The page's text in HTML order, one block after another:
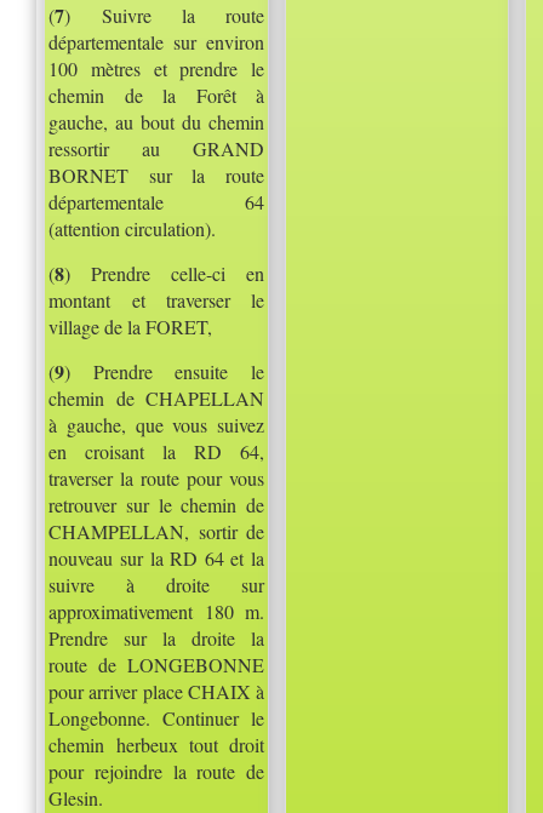
(7) Suivre la route
départementale sur environ
100 mètres et prendre le
chemin de la Forêt à
gauche, au bout du chemin
ressortir au GRAND
BORNET sur la route
départementale 64
(attention circulation).
(8) Prendre celle-ci en
montant et traverser le
village de la FORET,
(9) Prendre ensuite le
chemin de CHAPELLAN
à gauche, que vous suivez
en croisant la RD 64,
traverser la route pour vous
retrouver sur le chemin de
CHAMPELLAN, sortir de
nouveau sur la RD 64 et la
suivre à droite sur
approximativement 180 m.
Prendre sur la droite la
route de LONGEBONNE
pour arriver place CHAIX à
Longebonne. Continuer le
chemin herbeux tout droit
pour rejoindre la route de
Glesin.